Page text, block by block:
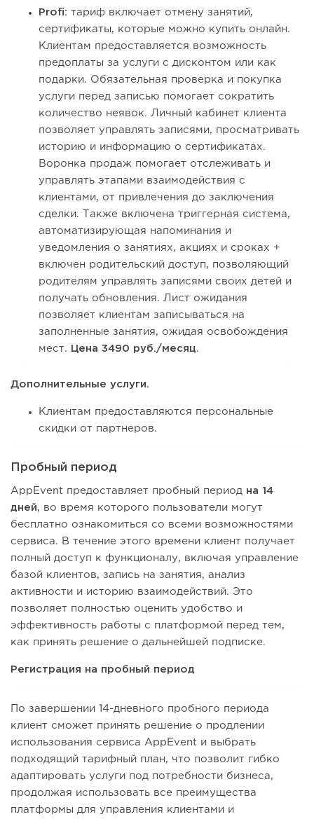
Profi: тариф включает отмену занятий,
сертификаты, которые можно купить онлайн.
Клиентам предоставляется возможность
предоплаты за услуги с дисконтом или как
подарки. Обязательная проверка и покупка
услуги перед записью помогает сократить
количество неявок. Личный кабинет клиента
позволяет управлять записями, просматривать
историю и информацию о сертификатах.
Воронка продаж помогает отслеживать и
управлять этапами взаимодействия с
клиентами, от привлечения до заключения
сделки. Также включена триггерная система,
автоматизирующая напоминания и
уведомления о занятиях, акциях и сроках +
включен родительский доступ, позволяющий
родителям управлять записями своих детей и
получать обновления. Лист ожидания
позволяет клиентам записываться на
заполненные занятия, ожидая освобождения
мест.
Цена 3490 руб./месяц.
Дополнительные услуги.
Клиентам предоставляются персональные
скидки от партнеров.
Пробный период
AppEvent предоставляет пробный период на 14
дней, во время которого пользователи могут
бесплатно ознакомиться со всеми возможностями
сервиса. В течение этого времени клиент получает
полный доступ к функционалу, включая управление
базой клиентов, запись на занятия, анализ
активности и историю взаимодействий. Это
позволяет полностью оценить удобство и
эффективность работы с платформой перед тем,
как принять решение о дальнейшей подписке.
Регистрация на пробный период
По завершении 14-дневного пробного периода
клиент сможет принять решение о продлении
использования сервиса AppEvent и выбрать
подходящий тарифный план, что позволит гибко
адаптировать услуги под потребности бизнеса,
продолжая использовать все преимущества
платформы для управления клиентами и